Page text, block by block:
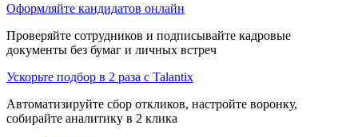
Оформляйте кандидатов онлайн
Проверяйте сотрудников и подписывайте кадровые
документы без бумаг и личных встреч
Ускорьте подбор в 2 раза с Talantix
Автоматизируйте сбор откликов, настройте воронку,
собирайте аналитику в 2 клика